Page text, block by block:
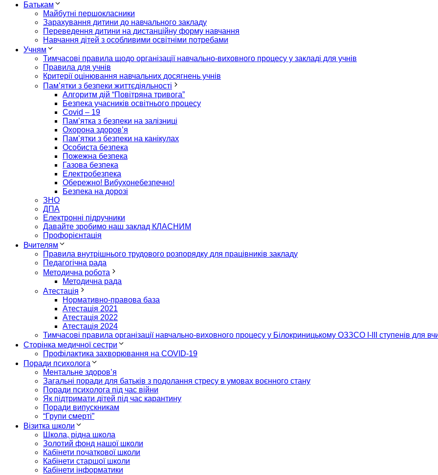
Батькам
Майбутні першокласники
Зарахування дитини до навчального закладу
Переведення дитини на дистанційну форму навчання
Навчання дітей з особливими освітніми потребами
Учням
Тимчасові правила щодо організації навчально-виховного процесу у закладі для учнів
Правила для учнів
Критерії оцінювання навчальних досягнень учнів
Пам’ятки з безпеки життєдіяльності
Алгоритм дій “Повітряна тривога”
Безпека учасників освітнього процесу
Covid – 19
Пам’ятка з безпеки на залізниці
Охорона здоров’я
Пам’ятки з безпеки на канікулах
Особиста безпека
Пожежна безпека
Газова безпека
Електробезпека
Обережно! Вибухонебезпечно!
Безпека на дорозі
ЗНО
ДПА
Електронні підручники
Давайте зробимо наш заклад КЛАСНИМ
Профорієнтація
Вчителям
Правила внутрішнього трудового розпорядку для працівників закладу
Педагогічна рада
Методична робота
Методична рада
Атестація
Нормативно-правова база
Атестація 2021
Атестація 2022
Атестація 2024
Тимчасові правила організації навчально-виховного процесу у Білокриницькому ОЗЗСО І-ІІІ ступенів для
Сторінка медичної сестри
Профілактика захворювання на COVID-19
Поради психолога
Ментальне здоров’я
Загальні поради для батьків з подолання стресу в умовах воєнного стану
Поради психолога під час війни
Як підтримати дітей під час карантину
Поради випускникам
“Групи смерті”
Візитка школи
Школа, рідна школа
Золотий фонд нашої школи
Кабінети початкової школи
Кабінети старшої школи
Кабінети інформатики